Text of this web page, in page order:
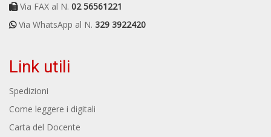
Via FAX al N. 02 56561221
Via WhatsApp al N. 329 3922420
Link utili
Spedizioni
Come leggere i digitali
Carta del Docente